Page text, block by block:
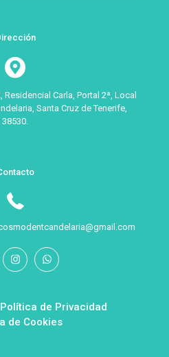
Carla, Portal 2ª, Local
Santa Cruz de Tenerife,
38530.
Política de Privacidad
de Cookies